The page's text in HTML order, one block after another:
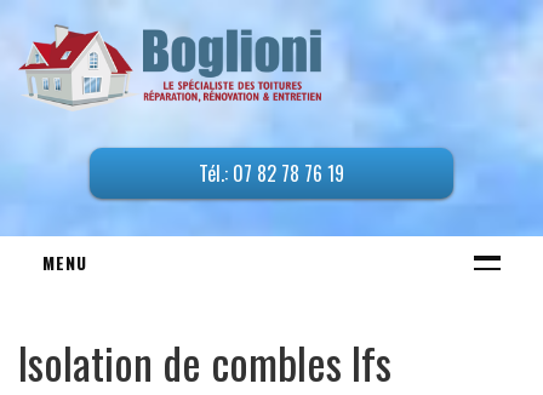
Tél.: 07 82 78 76 19
MENU
TRAVAUX DE TOITURE
Isolation de combles Ifs